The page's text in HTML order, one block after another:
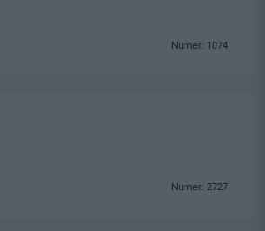
Numer: 1074
Numer: 2727